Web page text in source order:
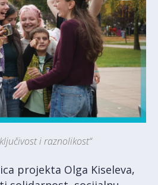
i raznolikost“
projekta Olga Kiseleva,